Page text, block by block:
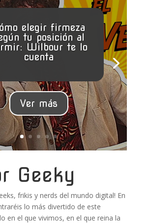
elegir firmeza
tu posición al
Wilbour te lo
cuenta
Ver más
Geeky
frikis y nerds del mundo digital! En
lo más divertido de este
en el que vivimos, en el que reina la